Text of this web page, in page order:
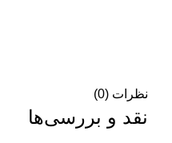
نظرات (0)
نقد و بررسی‌ها